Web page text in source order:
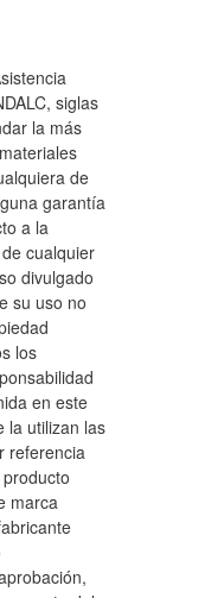
siglas
la más
de
garantía
a la
cualquier
divulgado
su uso no
los
en este
la utilizan las
referencia
marca